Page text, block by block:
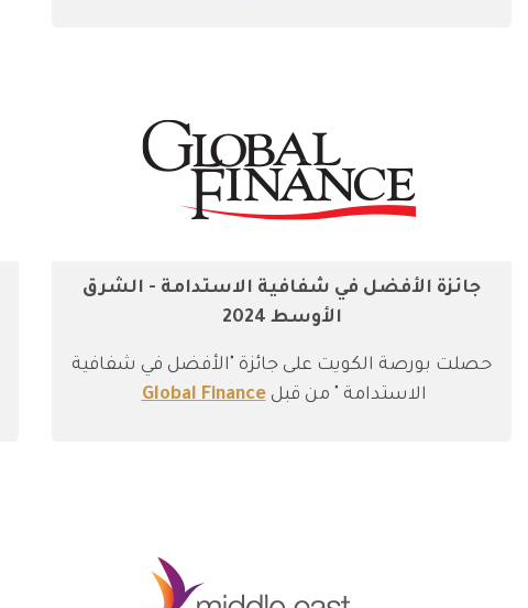
جائزة الأفضل في شفافية الاستدامة - الشرق
الأوسط 2024
حصلت بورصة الكويت على جائزة "الأفضل في شفافية
الاستدامة " من قبلGlobal Finance